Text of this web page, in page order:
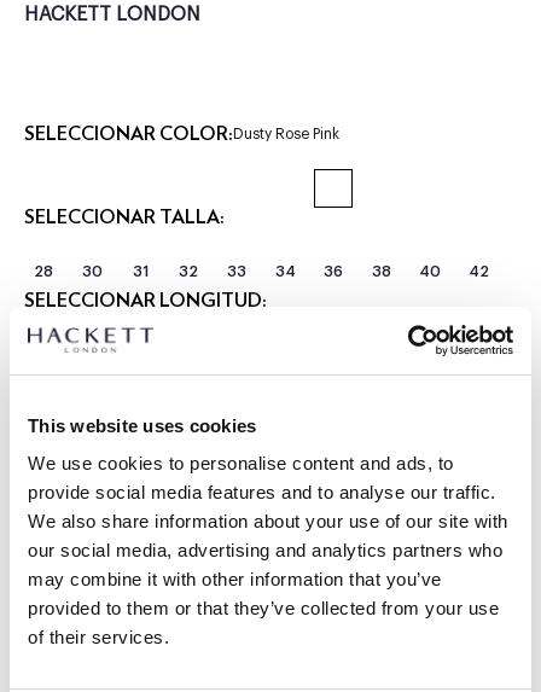
This website uses cookies
We use cookies to personalise content and ads, to
provide social media features and to analyse our traffic.
We also share information about your use of our site with
our social media, advertising and analytics partners who
may combine it with other information that you’ve
provided to them or that they’ve collected from your use
of their services.
HACKETT LONDON
SELECCIONAR COLOR: Dusty Rose Pink
SELECCIONAR TALLA:
28 30 31 32 33 34 36 38 40 42
SELECCIONAR LONGITUD:
CORTO REGULAR
Altura modelo:1.85 m
GUÍA DE TALLAS
DETALLES DEL PRODUCTO
DESCRIPCIÓN
HM2100115
-Hackett London
ENVÍO Y DEVOLUCIONES
Envíos y devoluciones GRATUITOS